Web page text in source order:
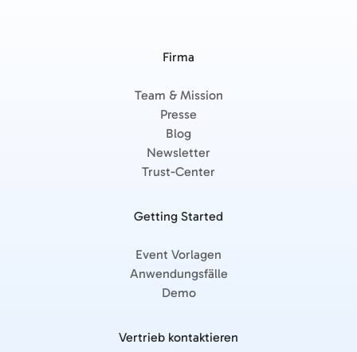
Firma
Team & Mission
Presse
Blog
Newsletter
Trust-Center
Getting Started
Event Vorlagen
Anwendungsfälle
Demo
Vertrieb kontaktieren